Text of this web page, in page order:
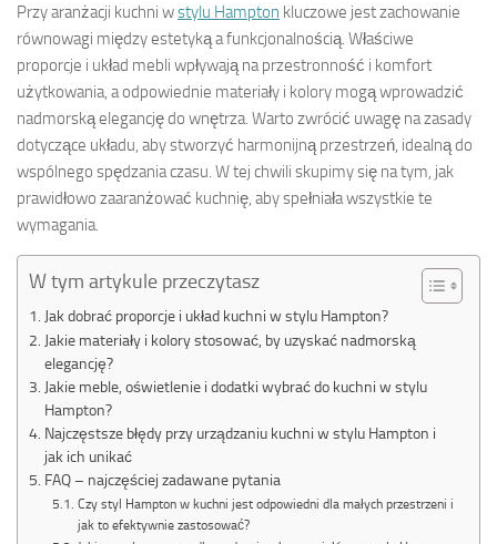
Przy aranżacji kuchni wstylu Hampton kluczowe jest zachowanie
równowagi między estetyką a funkcjonalnością. Właściwe
proporcje i układ mebli wpływają na przestronność i komfort
użytkowania, a odpowiednie materiały i kolory mogą wprowadzić
nadmorską elegancję do wnętrza. Warto zwrócić uwagę na zasady
dotyczące układu, aby stworzyć harmonijną przestrzeń, idealną do
wspólnego spędzania czasu. W tej chwili skupimy się na tym, jak
prawidłowo zaaranżować kuchnię, aby spełniała wszystkie te
wymagania.
W tym artykule przeczytasz
Jak dobrać proporcje i układ kuchni w stylu Hampton?
Jakie materiały i kolory stosować, by uzyskać nadmorską
elegancję?
Jakie meble, oświetlenie i dodatki wybrać do kuchni w stylu
Hampton?
Najczęstsze błędy przy urządzaniu kuchni w stylu Hampton i
jak ich unikać
FAQ – najczęściej zadawane pytania
Czy styl Hampton w kuchni jest odpowiedni dla małych przestrzeni i
jak to efektywnie zastosować?